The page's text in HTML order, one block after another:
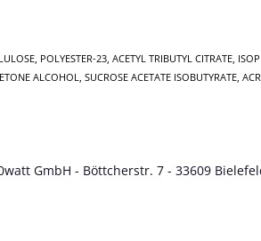
POLYESTER-23, ACETYL TRIBUTYL CITRATE,
ALCOHOL, SUCROSE ACETATE ISOBUTYRATE,
GmbH - Böttcherstr. 7 - 33609